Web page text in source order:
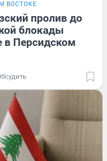
ВОСТОКЕ
пролив до
блокады
в Персидском